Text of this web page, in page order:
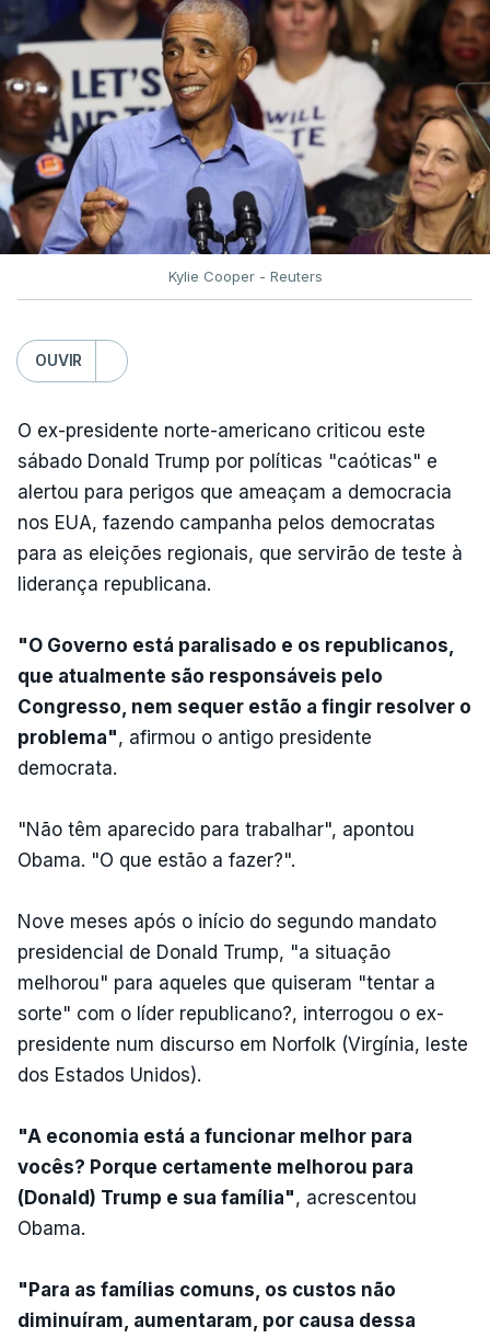
Kylie Cooper - Reuters
OUVIR
O ex-presidente norte-americano criticou este
sábado Donald Trump por políticas "caóticas" e
alertou para perigos que ameaçam a democracia
nos EUA, fazendo campanha pelos democratas
para as eleições regionais, que servirão de teste à
liderança republicana.
"O Governo está paralisado e os republicanos,
que atualmente são responsáveis pelo
Congresso, nem sequer estão a fingir resolver o
problema", afirmou o antigo presidente
democrata.
"Não têm aparecido para trabalhar", apontou
Obama. "O que estão a fazer?".
Nove meses após o início do segundo mandato
presidencial de Donald Trump, "a situação
melhorou" para aqueles que quiseram "tentar a
sorte" com o líder republicano?, interrogou o ex-
presidente num discurso em Norfolk (Virgínia, leste
dos Estados Unidos).
"A economia está a funcionar melhor para
vocês? Porque certamente melhorou para
(Donald) Trump e sua família", acrescentou
Obama.
"Para as famílias comuns, os custos não
diminuíram, aumentaram, por causa dessa